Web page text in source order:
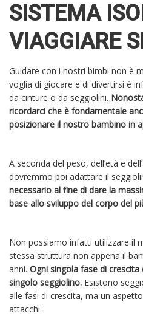
SISTEMA
VIAGGIARE
Guidare con i nostri bimbi non è
voglia di giocare e di divertirsi è
da cinture o da seggiolini.
ricordarci che è fondamentale
posizionare il nostro bambino in
A seconda del peso, dell’età e
dovremmo poi adattare il
necessario al fine di dare la
base allo sviluppo del corpo del
Non possiamo infatti utilizzare il
stessa struttura non appena il
anni. Ogni singola fase di
singolo seggiolino. Esistono
alle fasi di crescita, ma un
attacchi.